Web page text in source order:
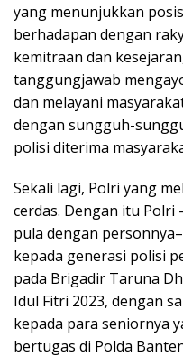
yang menunjukkan
berhadapan dengan
kemitraan dan
tanggungjawab
dan melayani
dengan sungguh-
polisi diterima
Sekali lagi, Polri yang
cerdas. Dengan itu Polri
pula dengan
kepada generasi polisi
pada Brigadir Taruna
Idul Fitri 2023, dengan
kepada para seniornya
bertugas di Polda